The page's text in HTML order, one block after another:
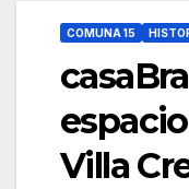
COMUNA 15
Villa